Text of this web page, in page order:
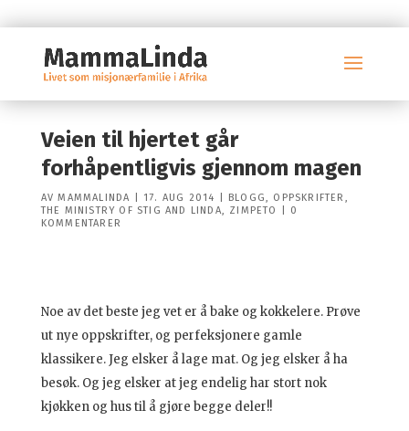
Veien til hjertet går
forhåpentligvis gjennom magen
AVMAMMALINDA 17. AUG 2014 BLOGG, OPPSKRIFTER ,
THE MINISTRY OF STIG AND LINDA, ZIMPETO
0
KOMMENTARER
Noe av det beste jeg vet er å bake og kokkelere. Prøve
ut nye oppskrifter, og perfeksjonere gamle
klassikere. Jeg elsker å lage mat. Og jeg elsker å ha
besøk. Og jeg elsker at jeg endelig har stort nok
kjøkken og hus til å gjøre begge deler!!